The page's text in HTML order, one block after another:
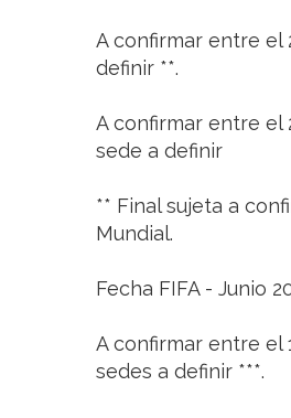
A confirmar entre el
definir **.
A confirmar entre el
sede a definir
** Final sujeta a
Mundial.
Fecha FIFA - Junio
A confirmar entre
sedes a definir ***.